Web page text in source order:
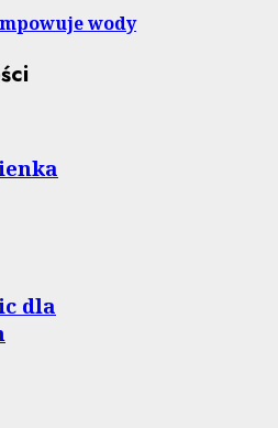
wody
dla